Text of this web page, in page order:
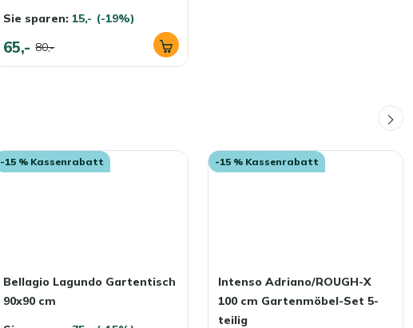
Sie sparen: 15,- (-19%)
65,- 80,-
-15 % Kassenrabatt
Bellagio Lagundo Gartentisch
90x90 cm
-15 % Kassenrabatt
Intenso Adriano/ROUGH-X
100 cm Gartenmöbel-Set 5-
teilig